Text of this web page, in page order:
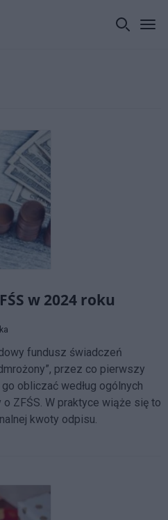
w 2024 roku
fundusz świadczeń
przez co pierwszy
obliczać według ogólnych
o ZFŚS. W praktyce wiąże się to
kwoty odpisu.